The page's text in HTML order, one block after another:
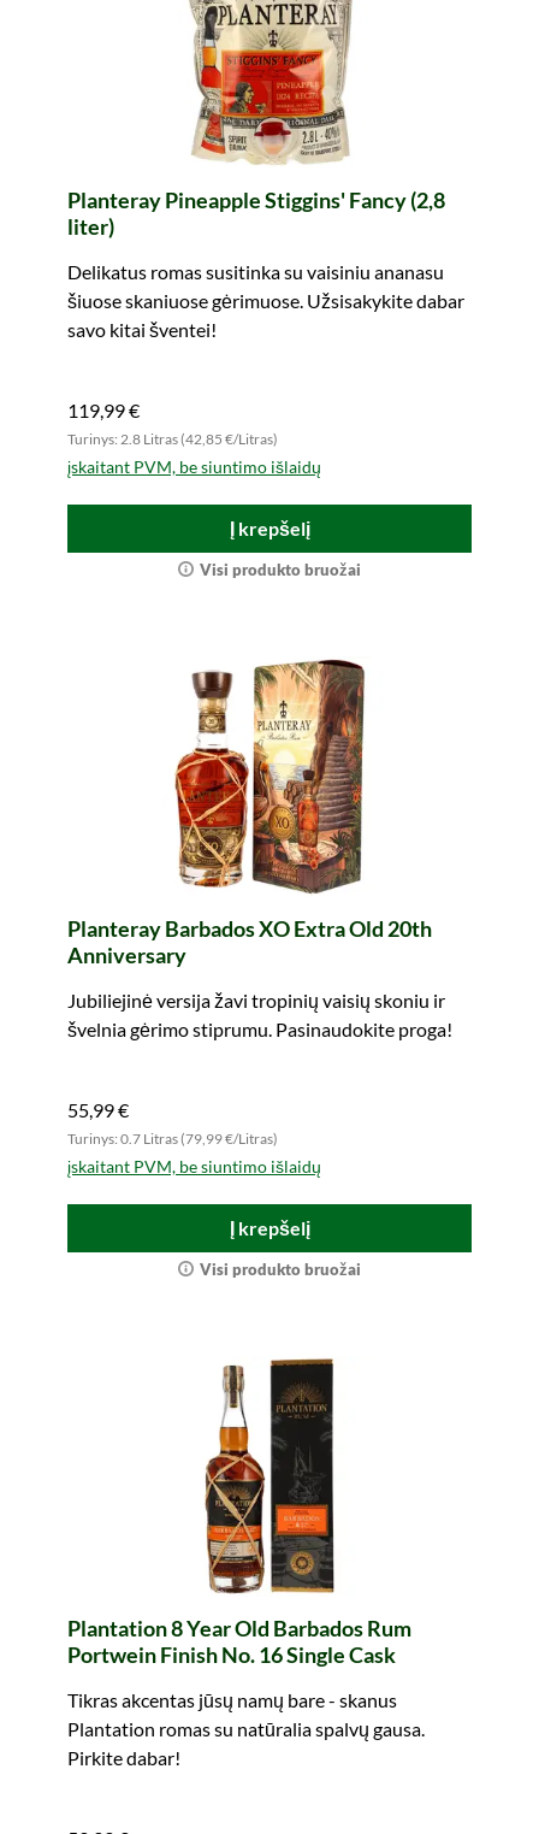
Planteray Pineapple Stiggins' Fancy (2,8
liter)
Delikatus romas susitinka su vaisiniu ananasu
šiuose skaniuose gėrimuose. Užsisakykite dabar
savo kitai šventei!
119,99 €
Turinys: 2.8 Litras (42,85 €/Litras)
įskaitant PVM, be siuntimo išlaidų
Į krepšelį
Visi produkto bruožai
Planteray Barbados XO Extra Old 20th
Anniversary
Jubiliejinė versija žavi tropinių vaisių skoniu ir
švelnia gėrimo stiprumu. Pasinaudokite proga!
55,99 €
Turinys: 0.7 Litras (79,99 €/Litras)
įskaitant PVM, be siuntimo išlaidų
Į krepšelį
Visi produkto bruožai
Plantation 8 Year Old Barbados Rum
Portwein Finish No. 16 Single Cask
Tikras akcentas jūsų namų bare - skanus
Plantation romas su natūralia spalvų gausa.
Pirkite dabar!